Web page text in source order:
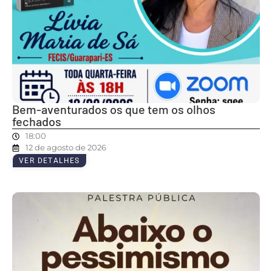
Bem-aventurados os que tem os olhos
fechados
18:00
12 de agosto de 2026
VER DETALHES